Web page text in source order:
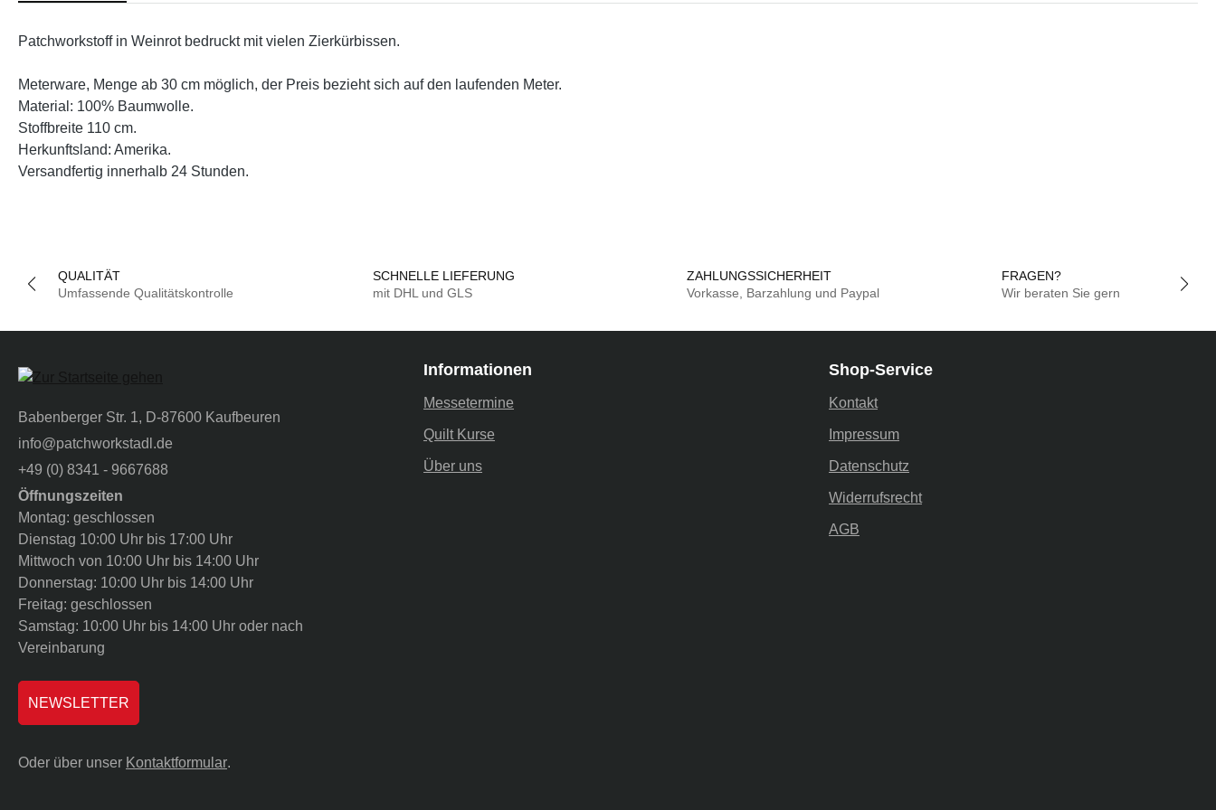
Patchworkstoff in Weinrot bedruckt mit vielen Zierkürbissen.
Meterware, Menge ab 30 cm möglich, der Preis bezieht sich auf den laufenden Meter.
Material: 100% Baumwolle.
Stoffbreite 110 cm.
Herkunftsland: Amerika.
Versandfertig innerhalb 24 Stunden.
QUALITÄT
Umfassende Qualitätskontrolle
SCHNELLE LIEFERUNG
mit DHL und GLS
ZAHLUNGSSICHERHEIT
Vorkasse, Barzahlung und Paypal
FRAGEN?
Wir beraten Sie gern
Babenberger Str. 1, D-87600 Kaufbeuren
info@patchworkstadl.de
+49 (0) 8341 - 9667688
Öffnungszeiten
Montag: geschlossen
Dienstag 10:00 Uhr bis 17:00 Uhr
Mittwoch von 10:00 Uhr bis 14:00 Uhr
Donnerstag: 10:00 Uhr bis 14:00 Uhr
Freitag: geschlossen
Samstag: 10:00 Uhr bis 14:00 Uhr oder nach
Vereinbarung
NEWSLETTER
Oder über unser Kontaktformular.
Informationen
Messetermine
Quilt Kurse
Über uns
Shop-Service
Kontakt
Impressum
Datenschutz
Widerrufsrecht
AGB